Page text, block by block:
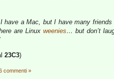
have a Mac, but I have many
are Linux weenies… but don’t
23C3)
commenti »